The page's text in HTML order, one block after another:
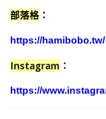
部落格 ：
https://hamibobo.tw/
Instagram ：
https://